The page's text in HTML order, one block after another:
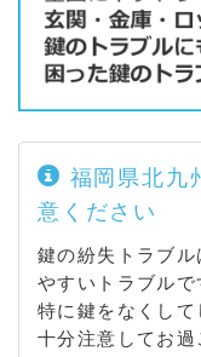
福岡県北九
意ください
鍵の紛失トラブ
やすいトラブル
特に鍵をなくして
十分注意してお過